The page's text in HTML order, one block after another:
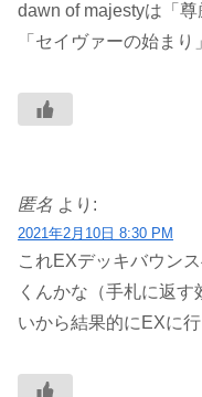
dawn of majestyは「
「セイヴァーの始ま
匿名 より:
2021年2月10日 8:30 PM
これEXデッキバウン
くんかな（手札に返
いから結果的にEXに行